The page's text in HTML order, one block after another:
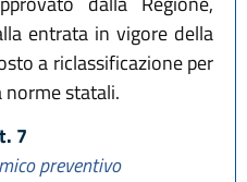
entrata in vigore della
a riclassificazione per
statali.
7
preventivo